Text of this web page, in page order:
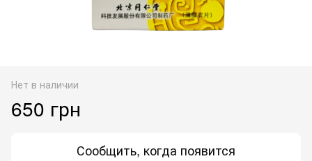
Нет в наличии
650 грн
Сообщить, когда появится